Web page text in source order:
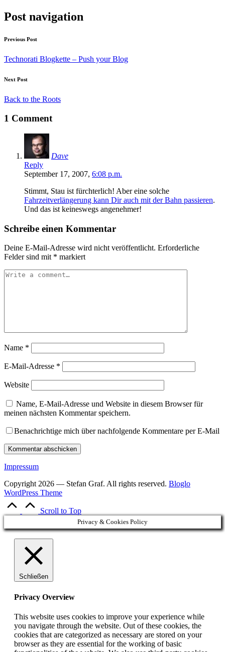
Post navigation
Previous Post
Technorati Blogkette – Push your Blog
Next Post
Back to the Roots
1 Comment
Dave
Reply
September 17, 2007, 6:08 p.m.
Stimmt, Stau ist fürchterlich! Aber eine solche
Fahrzeitverlängerung kann Dir auch mit der Bahn passieren.
Und das ist keineswegs angenehmer!
Schreibe einen Kommentar
Deine E-Mail-Adresse wird nicht veröffentlicht. Erforderliche
Felder sind mit * markiert
Name *
E-Mail-Adresse *
Website
Name, E-Mail-Adresse und Website in diesem Browser für
meinen nächsten Kommentar speichern.
Benachrichtige mich über nachfolgende Kommentare per E-Mail
Impressum
Copyright 2026 — Stefan Graf. All rights reserved. Bloglo
WordPress Theme
Scroll to Top
Privacy & Cookies Policy
Schließen
Privacy Overview
This website uses cookies to improve your experience while
you navigate through the website. Out of these cookies, the
cookies that are categorized as necessary are stored on your
browser as they are essential for the working of basic